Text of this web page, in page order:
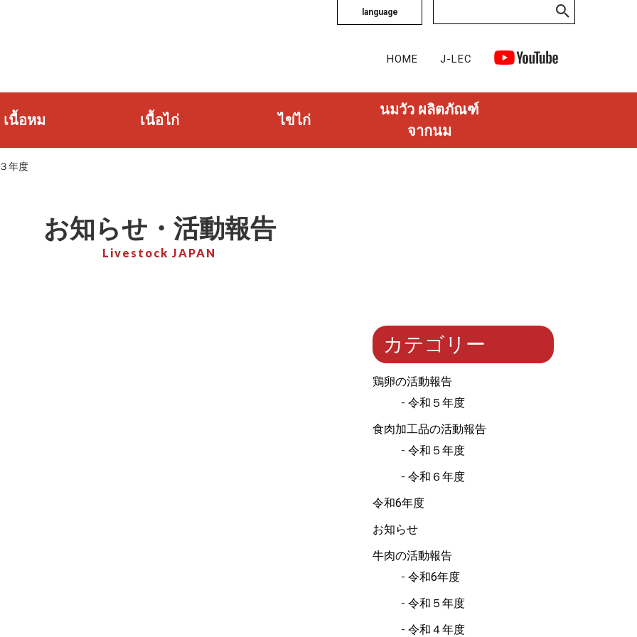
language
HOME J-LEC
เนื้อหม เนื้อไก่ ไข่ไก่
นมวัว ผลิตภัณฑ์
จากนม
年度
お知らせ・活動報告
Livestock JAPAN
カテゴリー
鶏卵の活動報告
令和５年度
食肉加工品の活動報告
令和５年度
令和６年度
令和6年度
お知らせ
牛肉の活動報告
令和6年度
令和５年度
令和４年度